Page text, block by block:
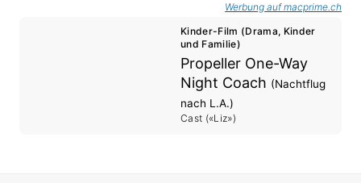
Werbung auf macprime.ch
Kinder-Film (Drama, Kinder
und Familie)
Propeller One-Way
Night Coach (Nachtflug
nach L.A.)
Cast («Liz»)